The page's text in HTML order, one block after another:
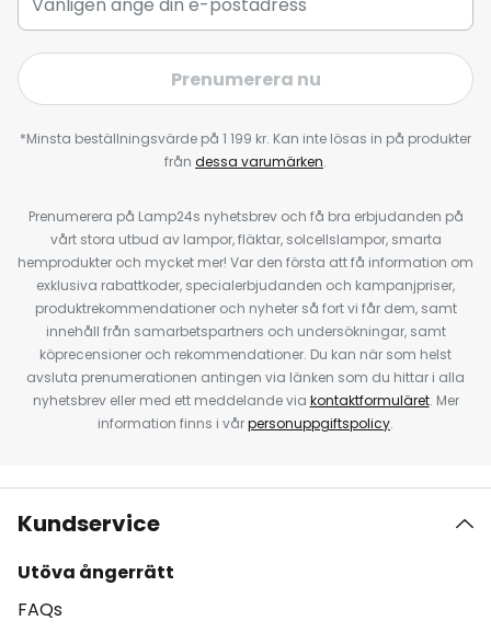
Prenumerera nu
*Minsta beställningsvärde på 1 199 kr. Kan inte lösas in på produkter
från dessa varumärken.
Prenumerera på Lamp24s nyhetsbrev och få bra erbjudanden på
vårt stora utbud av lampor, fläktar, solcellslampor, smarta
hemprodukter och mycket mer! Var den första att få information om
exklusiva rabattkoder, specialerbjudanden och kampanjpriser,
produktrekommendationer och nyheter så fort vi får dem, samt
innehåll från samarbetspartners och undersökningar, samt
köprecensioner och rekommendationer. Du kan när som helst
avsluta prenumerationen antingen via länken som du hittar i alla
nyhetsbrev eller med ett meddelande via kontaktformuläret. Mer
information finns i vårpersonuppgiftspolicy.
Kundservice
Utöva ångerrätt
FAQs